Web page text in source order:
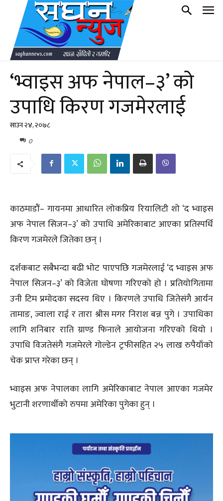
‘भ्वाइस अफ नेपाल–३’ को
उपाधि किरण गजमेरलाई
साउन २४, २०७८
0
काठमाडौं– गायनमा आधारित लोकप्रिय रियालिटी शो ‘द भ्वाइस
अफ नेपाल सिजन–३’ को उपाधि अमेरिकाबाट आएका प्रतिस्पर्धि
किरण गजमेरले जितेका छन् ।
दर्शकबाट सबैभन्दा बढी भोट पाएपछि गजमेरलाई ‘द भ्वाइस अफ
नेपाल सिजन–३’ को विजेता घोषणा गरिएको हो । प्रतियोगितामा
उनी टिम प्रमोदका सदस्य थिए । किरणले उपाधि जितेसंगै आर्यन
तामाङ, ज्वाला राई र तारा श्रीस मगर निराश बन्न पुगे । उपाधिका
लागि शनिबार राति ग्राण्ड फिनाले आयोजना गरिएको थियो ।
उपाधि विजतेसंगै गजमेरले गोल्डेन ट्रफीसहित २५ लाख रुपैयाँको
चेक प्राप्त गरेका छन् ।
भ्वाइस अफ नेपालका लागि अमेरिकाबाट नेपाल आएका गजमेर
भुटानी शरणार्थीको रुपमा अमेरिका पुगेका हुन् ।